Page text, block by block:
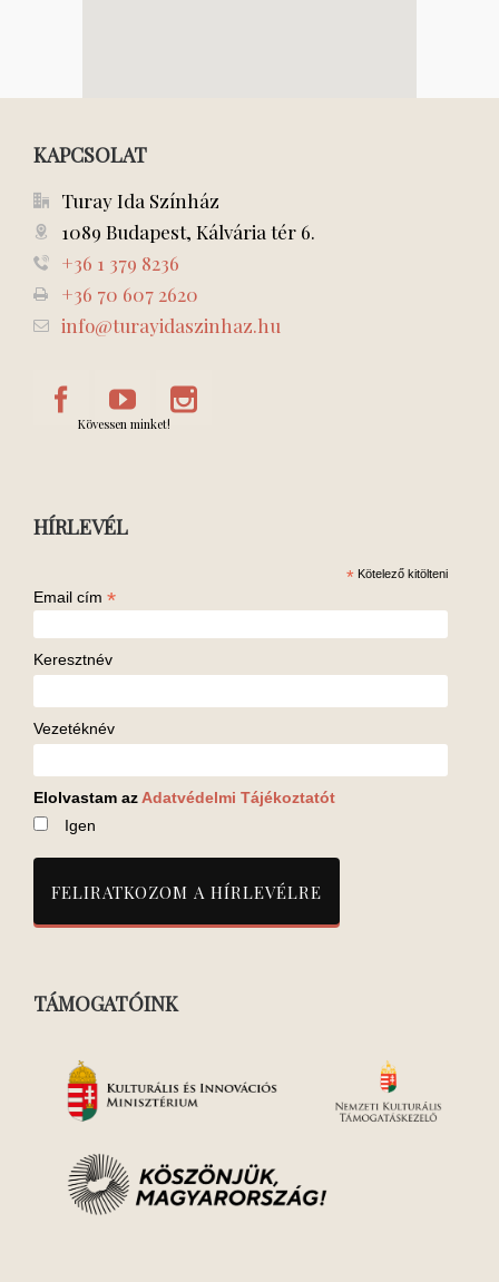
KAPCSOLAT
Turay Ida Színház
1089 Budapest, Kálvária tér 6.
+36 1 379 8236
+36 70 607 2620
info@turayidaszinhaz.hu
Kövessen minket!
HÍRLEVÉL
* Kötelező kitölteni
Email cím *
Keresztnév
Vezetéknév
Elolvastam az Adatvédelmi Tájékoztatót
Igen
TÁMOGATÓINK